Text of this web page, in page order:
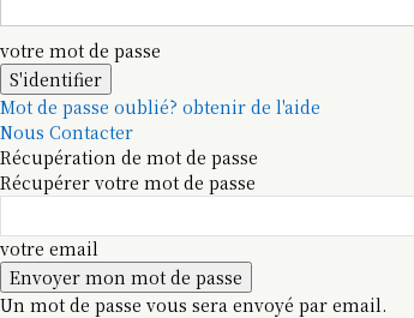
votre mot de passe
Mot de passe oublié? obtenir de l'aide
Nous Contacter
Récupération de mot de passe
Récupérer votre mot de passe
votre email
Un mot de passe vous sera envoyé par email.